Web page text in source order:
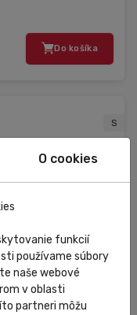
Do košíka
S
O cookies
funkcií
používame súbory
naše webové
v oblasti
partneri môžu